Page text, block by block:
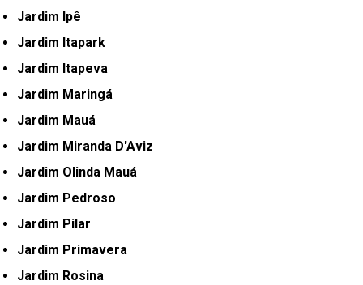
Jardim Ipê
Jardim Itapark
Jardim Itapeva
Jardim Maringá
Jardim Mauá
Jardim Miranda D'Aviz
Jardim Olinda Mauá
Jardim Pedroso
Jardim Pilar
Jardim Primavera
Jardim Rosina